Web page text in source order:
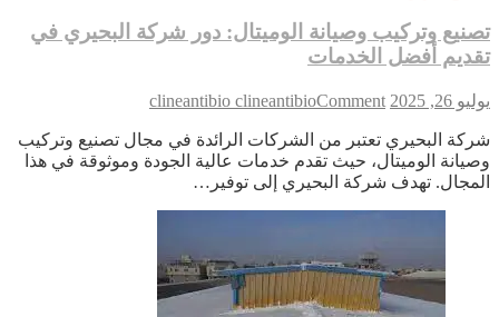
وتركيب وصيانة الوميتال: دور شركة البحيري في
أفضل الخدمات
26, 2025
clineantibio clineantibioComment
on
وتركيب
وصيانة
في
تقديم
البحيري تعتبر من الشركات الرائدة في مجال تصنيع وتركيب
الوميتال، حيث تقدم خدمات عالية الجودة وموثوقة في هذا
تهدف شركة البحيري إلى توفير…